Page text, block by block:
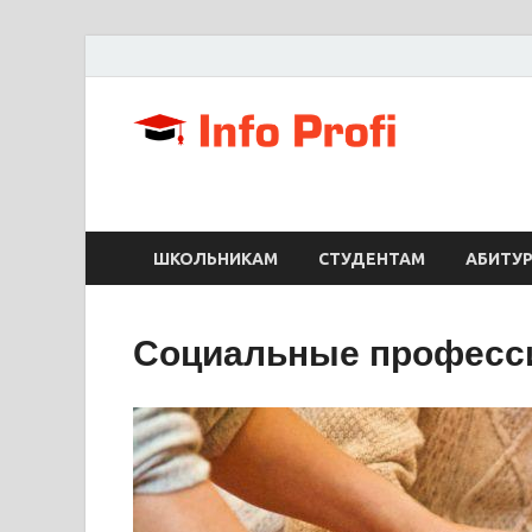
ШКОЛЬНИКАМ СТУДЕНТАМ
Социальные